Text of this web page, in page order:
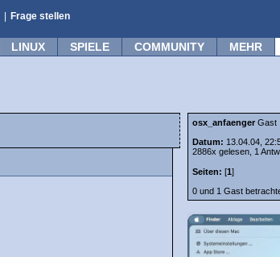
Frage stellen
LINUX SPIELE COMMUNITY MEHR
osx_anfaenger Gast
Datum: 13.04.04,
2886x gelesen, 1
Seiten: [1]
0 und 1 Gast